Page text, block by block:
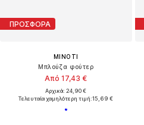
ΠΡΟΣΦΟΡΑ
MINOTI
Μπλούζα φούτερ
Από 17,43 €
Αρχικά: 24,90 €
Τελευταία χαμηλότερη τιμή:15,69 €